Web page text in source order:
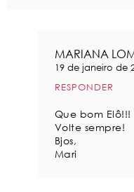
MARIANA
19 de janeiro de
RESPONDER
Que bom Elô!!!
Volte sempre!
Bjos,
Mari